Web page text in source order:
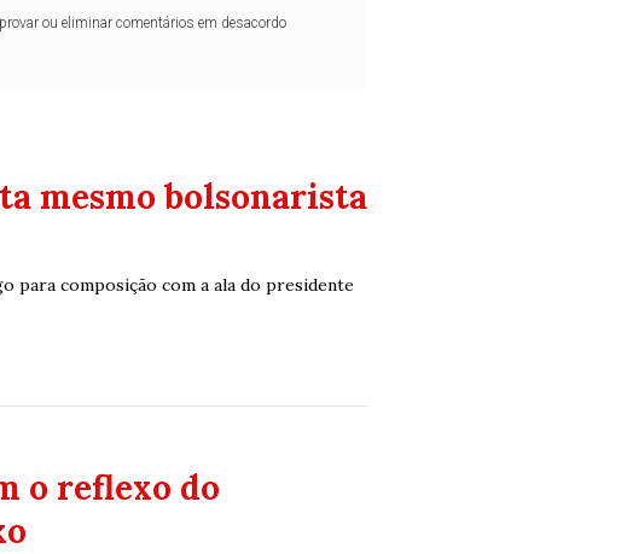
ou eliminar comentários em desacordo
mesmo bolsonarista
para composição com a ala do presidente
o reflexo do